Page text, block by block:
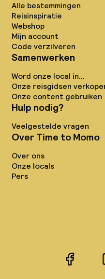
Alle bestemmingen
Reisinspiratie
Webshop
Mijn account
Code verzilveren
Samenwerken
Word onze local in...
Onze reisgidsen
Onze content gebruiken
Hulp nodig?
Veelgestelde vragen
Over Time to Momo
Over ons
Onze locals
Pers